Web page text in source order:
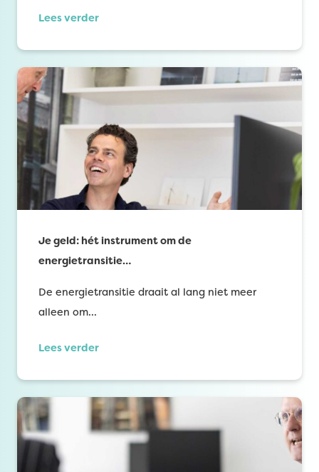
Lees verder
Je geld: hét instrument om de
energietransitie…
De energietransitie draait al lang niet meer
alleen om…
Lees verder